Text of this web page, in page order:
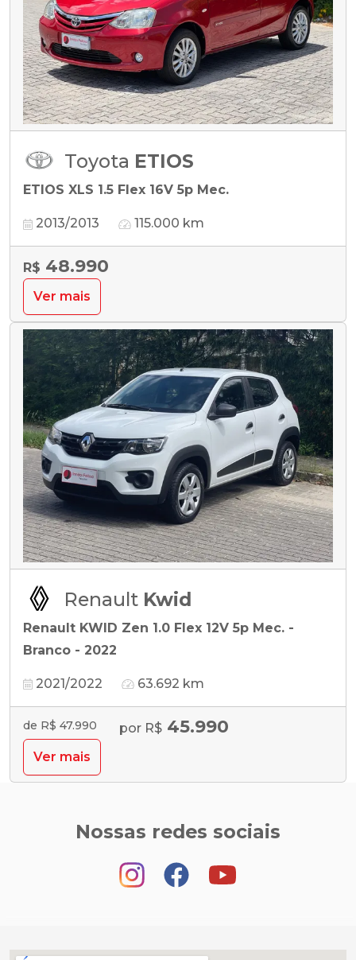
Toyota ETIOS
ETIOS XLS 1.5 Flex 16V 5p Mec.
2013/2013 115.000 km
R$ 48.990
Ver mais
Renault Kwid
Renault KWID Zen 1.0 Flex 12V 5p Mec. -
Branco - 2022
2021/2022 63.692 km
de R$ 47.990 por R$ 45.990
Ver mais
Nossas redes sociais